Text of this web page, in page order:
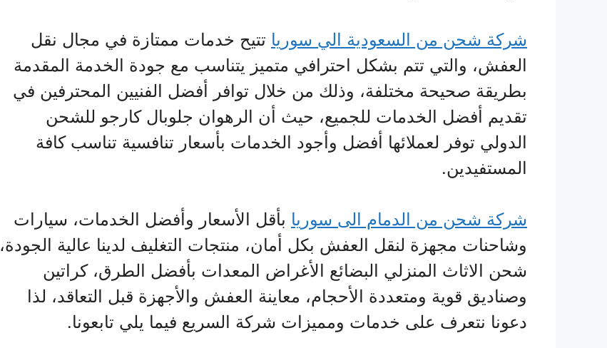
شركة شحن من السعودية الي سوريا تتيح خدمات ممتازة في مجال نقل
العفش، والتي تتم بشكل احترافي متميز يتناسب مع جودة الخدمة المقدمة
بطريقة صحيحة مختلفة، وذلك من خلال توافر أفضل الفنيين المحترفين في
تقديم أفضل الخدمات للجميع، حيث أن الرهوان جلوبال كارجو للشحن
الدولي توفر لعملائها أفضل وأجود الخدمات بأسعار تنافسية تناسب كافة
المستفيدين.
شركة شحن من الدمام الى سوريا بأقل الأسعار وأفضل الخدمات، سيارات
وشاحنات مجهزة لنقل العفش بكل أمان، منتجات التغليف لدينا عالية الجودة،
شحن الاثاث المنزلي البضائع الأغراض المعدات بأفضل الطرق، كراتين
وصناديق قوية ومتعددة الأحجام، معاينة العفش والأجهزة قبل التعاقد، لذا
دعونا نتعرف على خدمات ومميزات شركة السريع فيما يلي تابعونا.